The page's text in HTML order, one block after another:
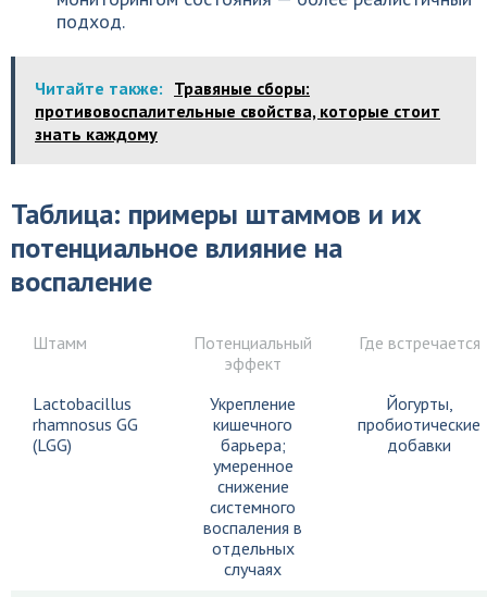
подход.
Читайте также: Травяные сборы:
противовоспалительные свойства, которые стоит
знать каждому
Таблица: примеры штаммов и их
потенциальное влияние на
воспаление
Штамм
Потенциальный
эффект
Где встречается
Lactobacillus
rhamnosus GG
(LGG)
Укрепление
кишечного
барьера;
умеренное
снижение
системного
воспаления в
отдельных
случаях
Йогурты,
пробиотические
добавки